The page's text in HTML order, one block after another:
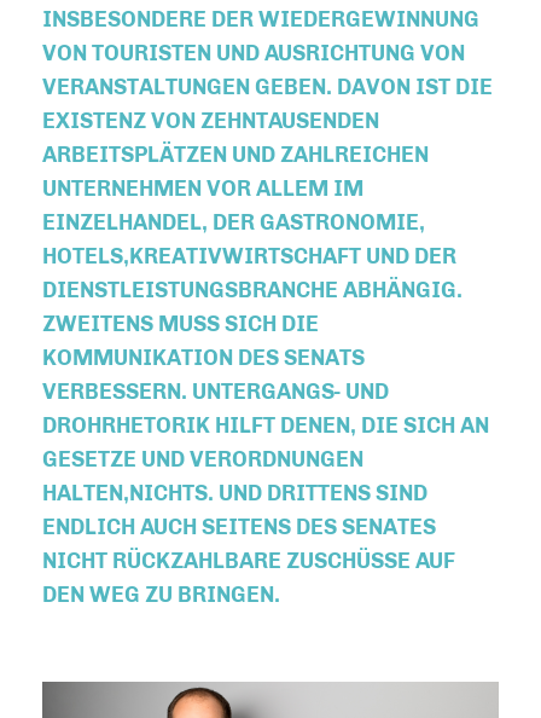
INSBESONDERE DER WIEDERGEWINNUNG
VON TOURISTEN UND AUSRICHTUNG VON
VERANSTALTUNGEN GEBEN. DAVON IST DIE
EXISTENZ VON ZEHNTAUSENDEN
ARBEITSPLÄTZEN UND ZAHLREICHEN
UNTERNEHMEN VOR ALLEM IM
EINZELHANDEL, DER GASTRONOMIE,
HOTELS,KREATIVWIRTSCHAFT UND DER
DIENSTLEISTUNGSBRANCHE ABHÄNGIG.
ZWEITENS MUSS SICH DIE
KOMMUNIKATION DES SENATS
VERBESSERN. UNTERGANGS- UND
DROHRHETORIK HILFT DENEN, DIE SICH AN
GESETZE UND VERORDNUNGEN
HALTEN,NICHTS. UND DRITTENS SIND
ENDLICH AUCH SEITENS DES SENATES
NICHT RÜCKZAHLBARE ZUSCHÜSSE AUF
DEN WEG ZU BRINGEN.